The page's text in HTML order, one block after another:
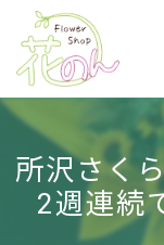
所沢さく
2週連続